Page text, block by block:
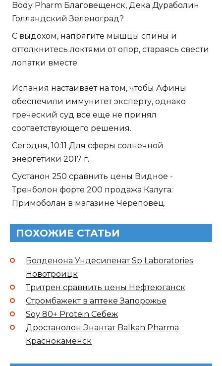
Body Pharm Благовещенск, Дека Дураболин
Голландский Зеленоград?
С выдохом, напрягите мышцы спины и
оттолкнитесь локтями от опор, стараясь свести
лопатки вместе.
Испания настаивает на том, чтобы Афины
обеспечили иммунитет эксперту, однако
греческий суд все еще не принял
соответствующего решения.
Сегодня, 10:11 Для сферы солнечной
энергетики 2017 г.
Сустанон 250 сравнить цены Видное -
Тренболон форте 200 продажа Калуга:
Примоболан в магазине Череповец.
ПОХОЖИЕ СТАТЬИ
Болденона Ундесиленат Sp Laboratories
Новотроицк
Тритрен сравнить цены Нефтеюганск
Стромбажект в аптеке Запорожье
Soy 80+ Protein Себеж
Дростанолон Энантат Balkan Pharma
Краснокаменск